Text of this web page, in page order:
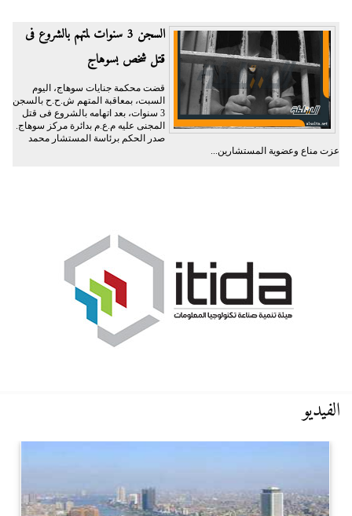
السجن 3 سنوات لمتهم بالشروع فى
قتل شخص بسوهاج
قضت محكمة جنايات سوهاج، اليوم
السبت، بمعاقبة المتهم ش.ح.ح بالسجن
3 سنوات، بعد اتهامه بالشروع فى قتل
المجنى عليه م.ع.م بدائرة مركز سوهاج.
صدر الحكم برئاسة المستشار محمد
عزت مناع وعضوية المستشارين...
الفيديو